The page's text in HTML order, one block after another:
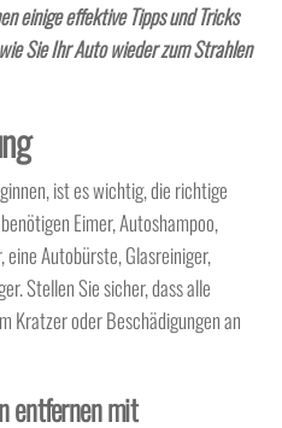
einige effektive Tipps und Tricks
Sie Ihr Auto wieder zum Strahlen
ist es wichtig, die richtige
Eimer, Autoshampoo,
Autobürste, Glasreiniger,
Stellen Sie sicher, dass alle
Kratzer oder Beschädigungen an
entfernen mit